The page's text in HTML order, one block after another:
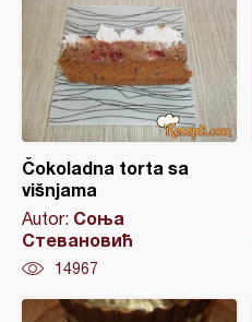
Čokoladna torta sa
višnjama
Autor: Соња
Стевановић
14967